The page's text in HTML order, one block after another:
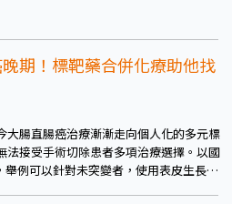
而
期！標靶藥合併化療助他找
大腸直腸癌治療漸漸走向個人化的多元標
法接受手術切除患者多項治療選擇。以國
舉例可以針對未突變者，使用表皮生長因